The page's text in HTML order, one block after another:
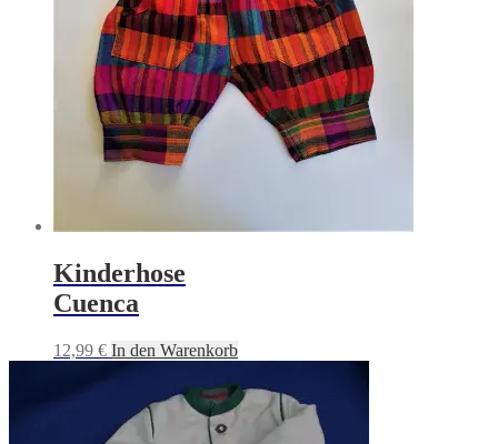
Kinderhose
Cuenca
12,99 € In den Warenkorb